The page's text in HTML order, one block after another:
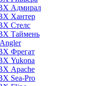
Адмирал
Хантер
Стелс
Таймень
Фрегат
Yukona
Apache
Sea-Pro